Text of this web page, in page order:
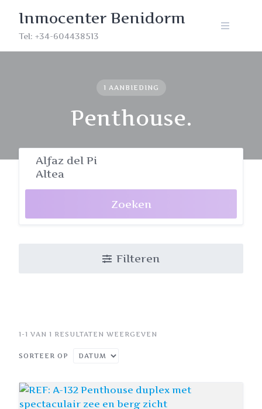
content
Inmocenter Benidorm
Tel: +34-604438513
1 AANBIEDING
Penthouse.
Zoeken
Filteren
1-1 VAN 1 RESULTATEN WEERGEVEN
SORTEER OP